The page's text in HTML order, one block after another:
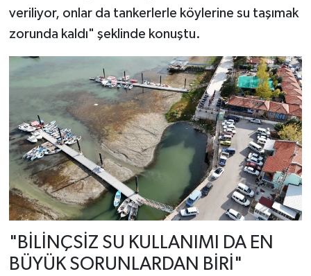
veriliyor, onlar da tankerlerle köylerine su taşımak
zorunda kaldı" şeklinde konuştu.
"BİLİNÇSİZ SU KULLANIMI DA EN
BÜYÜK SORUNLARDAN BİRİ"